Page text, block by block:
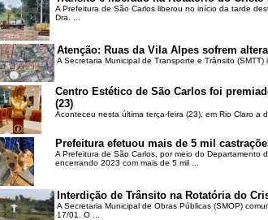
A Prefeitura de São Carlos liberou no início da tarde
Dra. ...
Atenção: Ruas da Vila Alpes sofrem
A Secretaria Municipal de Transporte e Trânsito
Centro Estético de São Carlos foi
(23)
Aconteceu nesta última terça-feira (23), em Rio Claro a
Prefeitura efetuou mais de 5 mil
A Prefeitura de São Carlos, por meio do Departamento
encerrando 2023 com mais de 5 mil ...
Interdição de Trânsito na Rotatória do
A Secretaria Municipal de Obras Públicas (SMOP)
17/01. O ...